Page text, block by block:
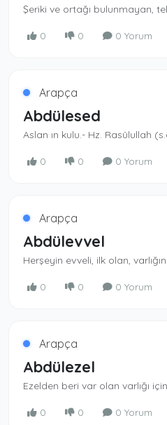
0 0 0 Yorum
Arapça
Abdülesed
0 0 0 Yorum
Arapça
Abdülevvel
0 0 0 Yorum
Arapça
Abdülezel
0 0 0 Yorum